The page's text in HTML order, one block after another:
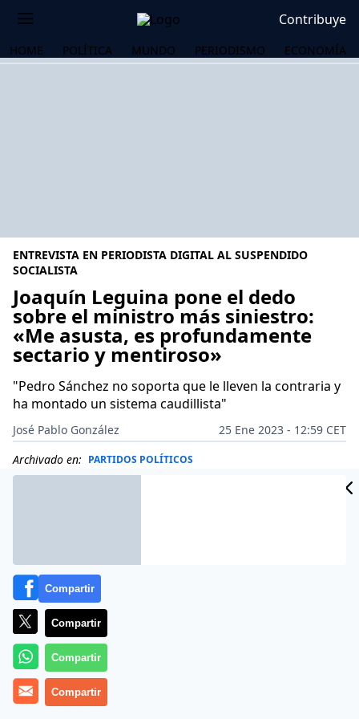
Contribuye
HOME POLÍTICA MUNDO PERIODISMO ECONOMÍA
ENTREVISTA EN PERIODISTA DIGITAL AL SUSPENDIDO
SOCIALISTA
Joaquín Leguina pone el dedo
sobre el ministro más siniestro:
«Me asusta, es profundamente
sectario y mentiroso»
"Pedro Sánchez no soporta que le lleven la contraria y
ha montado un sistema caudillista"
José Pablo González
25 Ene 2023 - 12:59 CET
Archivado en: PARTIDOS POLÍTICOS
Compartir
Compartir
Compartir
Compartir